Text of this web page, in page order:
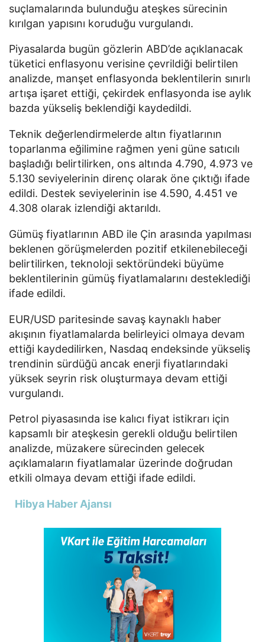
suçlamalarında bulunduğu ateşkes sürecinin
kırılgan yapısını koruduğu vurgulandı.
Piyasalarda bugün gözlerin ABD’de açıklanacak
tüketici enflasyonu verisine çevrildiği belirtilen
analizde, manşet enflasyonda beklentilerin sınırlı
artışa işaret ettiği, çekirdek enflasyonda ise aylık
bazda yükseliş beklendiği kaydedildi.
Teknik değerlendirmelerde altın fiyatlarının
toparlanma eğilimine rağmen yeni güne satıcılı
başladığı belirtilirken, ons altında 4.790, 4.973 ve
5.130 seviyelerinin direnç olarak öne çıktığı ifade
edildi. Destek seviyelerinin ise 4.590, 4.451 ve
4.308 olarak izlendiği aktarıldı.
Gümüş fiyatlarının ABD ile Çin arasında yapılması
beklenen görüşmelerden pozitif etkilenebileceği
belirtilirken, teknoloji sektöründeki büyüme
beklentilerinin gümüş fiyatlamalarını desteklediği
ifade edildi.
EUR/USD paritesinde savaş kaynaklı haber
akışının fiyatlamalarda belirleyici olmaya devam
ettiği kaydedilirken, Nasdaq endeksinde yükseliş
trendinin sürdüğü ancak enerji fiyatlarındaki
yüksek seyrin risk oluşturmaya devam ettiği
vurgulandı.
Petrol piyasasında ise kalıcı fiyat istikrarı için
kapsamlı bir ateşkesin gerekli olduğu belirtilen
analizde, müzakere sürecinden gelecek
açıklamaların fiyatlamalar üzerinde doğrudan
etkili olmaya devam ettiği ifade edildi.
Hibya Haber Ajansı